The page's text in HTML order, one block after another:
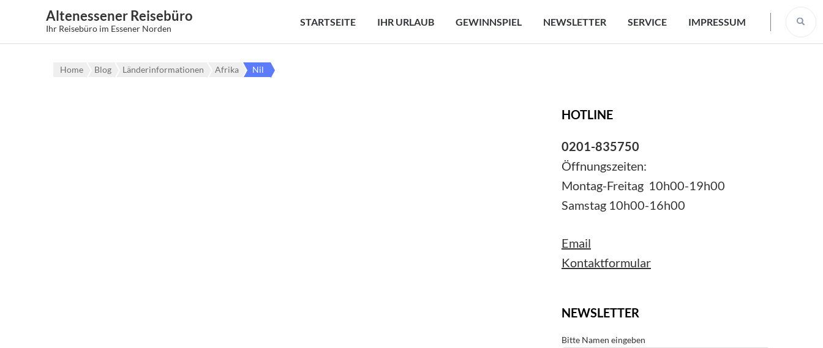
Altenessener Reisebüro
Ihr Reisebüro im Essener Norden
STARTSEITE IHR URLAUB GEWINNSPIEL NEWSLETTER SERVICE IMPRESSUM
Home Blog Länderinformationen Afrika Nil
HOTLINE
0201-835750
Öffnungszeiten:
Montag-Freitag 10h00-19h00
Samstag 10h00-16h00
Email
Kontaktformular
NEWSLETTER
Bitte Namen eingeben